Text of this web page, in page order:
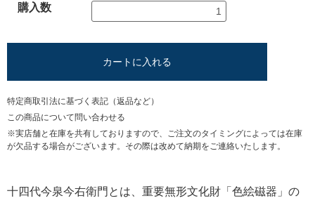
購入数
カートに入れる
特定商取引法に基づく表記（返品など）
この商品について問い合わせる
※実店舗と在庫を共有しておりますので、ご注文のタイミングによっては在庫
が欠品する場合がございます。その際は改めて納期をご連絡いたします。
十四代今泉今右衛門とは、重要無形文化財「色絵磁器」の